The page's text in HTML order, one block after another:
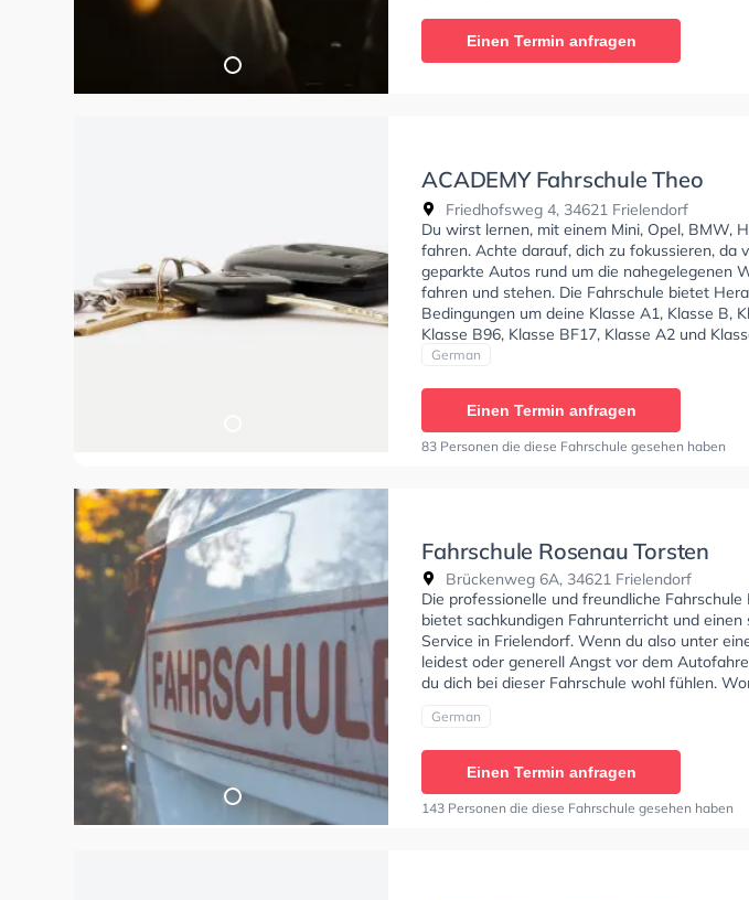
Einen Termin anfragen
ACADEMY Fahrschule Theo
Babik
Friedhofsweg 4, 34621 Frielendorf
Du wirst lernen, mit einem Mini, Opel, BMW,
fahren. Achte darauf, dich zu fokussieren, da
geparkte Autos rund um die nahegelegenen
fahren und stehen. Die Fahrschule bietet
Bedingungen um deine Klasse A1, Klasse B,
Klasse B96, Klasse BF17, Klasse A2 und
empfehlen dir auch online-theorie tests am
Fahrschule Theo Babik Sie können einen
German
Einen Termin anfragen
83 Personen die diese Fahrschule gesehen haben
Fahrschule Rosenau Torsten
Brückenweg 6A, 34621 Frielendorf
Die professionelle und freundliche Fahrschule
bietet sachkundigen Fahrunterricht und einen
Service in Frielendorf. Wenn du also unter
leidest oder generell Angst vor dem
du dich bei dieser Fahrschule wohl fühlen.
German
Einen Termin anfragen
143 Personen die diese Fahrschule gesehen haben